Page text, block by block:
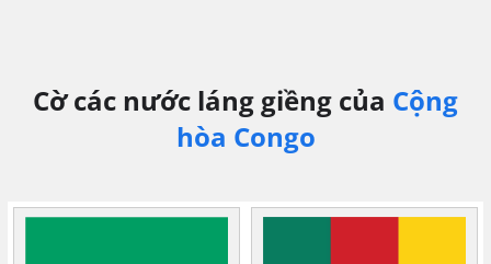
Cờ các nước láng giềng của Cộng
hòa Congo